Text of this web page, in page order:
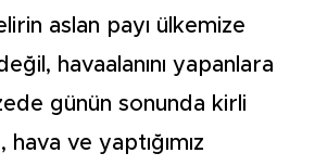
aslan payı ülkemize
havaalanını yapanlara
günün sonunda kirli
ve yaptığımız